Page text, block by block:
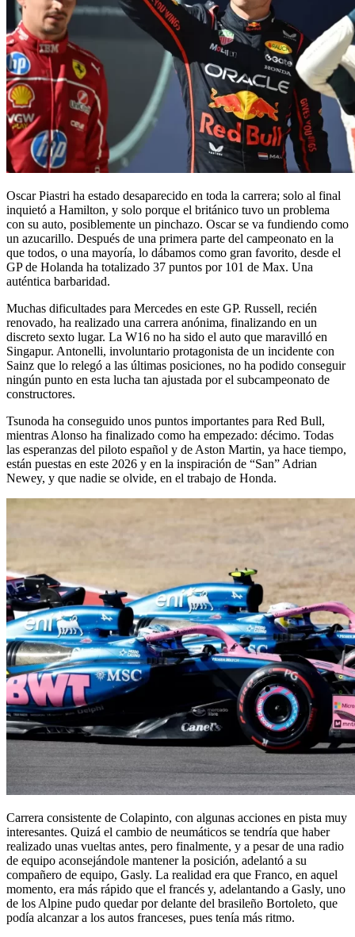
Oscar Piastri ha estado desaparecido en toda la carrera; solo al final
inquietó a Hamilton, y solo porque el británico tuvo un problema
con su auto, posiblemente un pinchazo. Oscar se va fundiendo como
un azucarillo. Después de una primera parte del campeonato en la
que todos, o una mayoría, lo dábamos como gran favorito, desde el
GP de Holanda ha totalizado 37 puntos por 101 de Max. Una
auténtica barbaridad.
Muchas dificultades para Mercedes en este GP. Russell, recién
renovado, ha realizado una carrera anónima, finalizando en un
discreto sexto lugar. La W16 no ha sido el auto que maravilló en
Singapur. Antonelli, involuntario protagonista de un incidente con
Sainz que lo relegó a las últimas posiciones, no ha podido conseguir
ningún punto en esta lucha tan ajustada por el subcampeonato de
constructores.
Tsunoda ha conseguido unos puntos importantes para Red Bull,
mientras Alonso ha finalizado como ha empezado: décimo. Todas
las esperanzas del piloto español y de Aston Martin, ya hace tiempo,
están puestas en este 2026 y en la inspiración de “San” Adrian
Newey, y que nadie se olvide, en el trabajo de Honda.
Carrera consistente de Colapinto, con algunas acciones en pista muy
interesantes. Quizá el cambio de neumáticos se tendría que haber
realizado unas vueltas antes, pero finalmente, y a pesar de una radio
de equipo aconsejándole mantener la posición, adelantó a su
compañero de equipo, Gasly. La realidad era que Franco, en aquel
momento, era más rápido que el francés y, adelantando a Gasly, uno
de los Alpine pudo quedar por delante del brasileño Bortoleto, que
podía alcanzar a los autos franceses, pues tenía más ritmo.